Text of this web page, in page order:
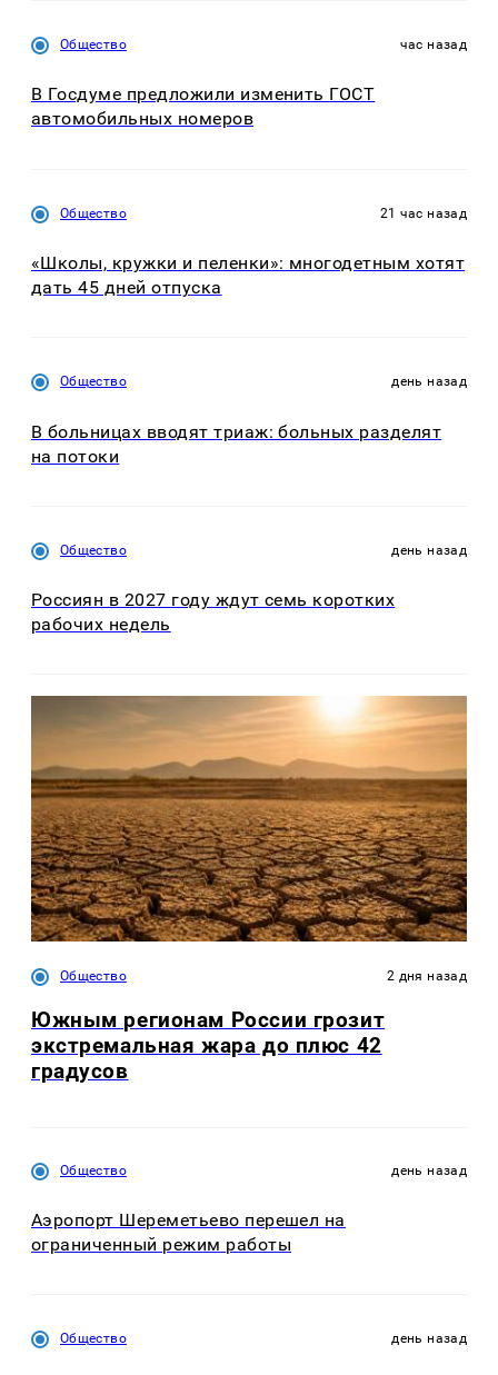
Общество час назад
В Госдуме предложили изменить ГОСТ
автомобильных номеров
Общество 21 час назад
«Школы, кружки и пеленки»: многодетным хотят
дать 45 дней отпуска
Общество день назад
В больницах вводят триаж: больных разделят
на потоки
Общество день назад
Россиян в 2027 году ждут семь коротких
рабочих недель
Общество 2 дня назад
Южным регионам России грозит
экстремальная жара до плюс 42
градусов
Общество день назад
Аэропорт Шереметьево перешел на
ограниченный режим работы
Общество день назад